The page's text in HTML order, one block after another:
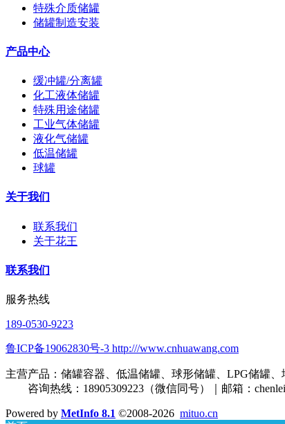
特殊介质储罐
储罐制造安装
产品中心
缓冲罐/分离罐
化工液体储罐
特殊用途储罐
工业气体储罐
液化气储罐
低温储罐
球罐
关于我们
联系我们
关于花王
联系我们
服务热线
189-0530-9223
鲁ICP备19062830号-3 http:///www.cnhuawang.com
主营产品：储罐容器、低温储罐、球形储罐、LPG储罐
咨询热线：18905309223（微信同号）｜邮箱：
Powered by MetInfo 8.1 ©2008-2026 mituo.cn